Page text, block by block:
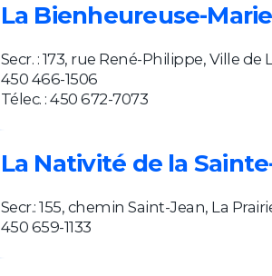
La Bienheureuse-
Secr. : 173, rue René-Philippe, Ville de
450 466-1506
Télec. : 450 672-7073
La Nativité de la
Secr.: 155, chemin Saint-Jean, La
450 659-1133